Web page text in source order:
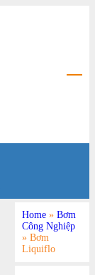
Home » Bơm
Công Nghiệp
» Bơm
Liquiflo